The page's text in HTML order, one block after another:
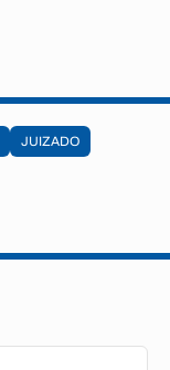
JUIZADO